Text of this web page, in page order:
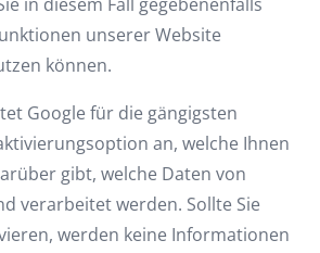
unserer Website
können.
Google für die gängigsten
an, welche Ihnen
gibt, welche Daten von
verarbeitet werden. Sollte Sie
werden keine Informationen